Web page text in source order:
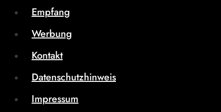
Empfang
Werbung
Kontakt
Datenschutzhinweis
Impressum